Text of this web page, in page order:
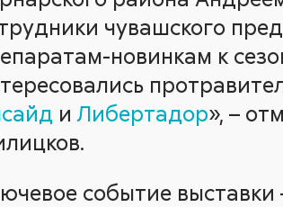
чувашского
новинкам к
иЛибертадор», –
событие выставки